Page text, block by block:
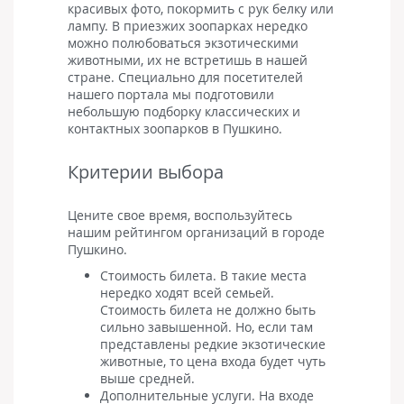
результате вместо зверушек моя дочь запомнила
кричащую тётю.... знала бы, что так получится отвела бы
дочь просто на дет. площадку
красивых фото, покормить с рук белку или
лампу. В приезжих зоопарках нередко
можно полюбоваться экзотическими
животными, их не встретишь в нашей
стране. Специально для посетителей
нашего портала мы подготовили
небольшую подборку классических и
контактных зоопарков в Пушкино.
Критерии выбора
Цените свое время, воспользуйтесь
нашим рейтингом организаций в городе
Пушкино.
Стоимость билета. В такие места
нередко ходят всей семьей.
Стоимость билета не должно быть
сильно завышенной. Но, если там
представлены редкие экзотические
животные, то цена входа будет чуть
выше средней.
Дополнительные услуги. На входе